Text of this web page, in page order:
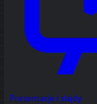
Prezentacje i slajdy